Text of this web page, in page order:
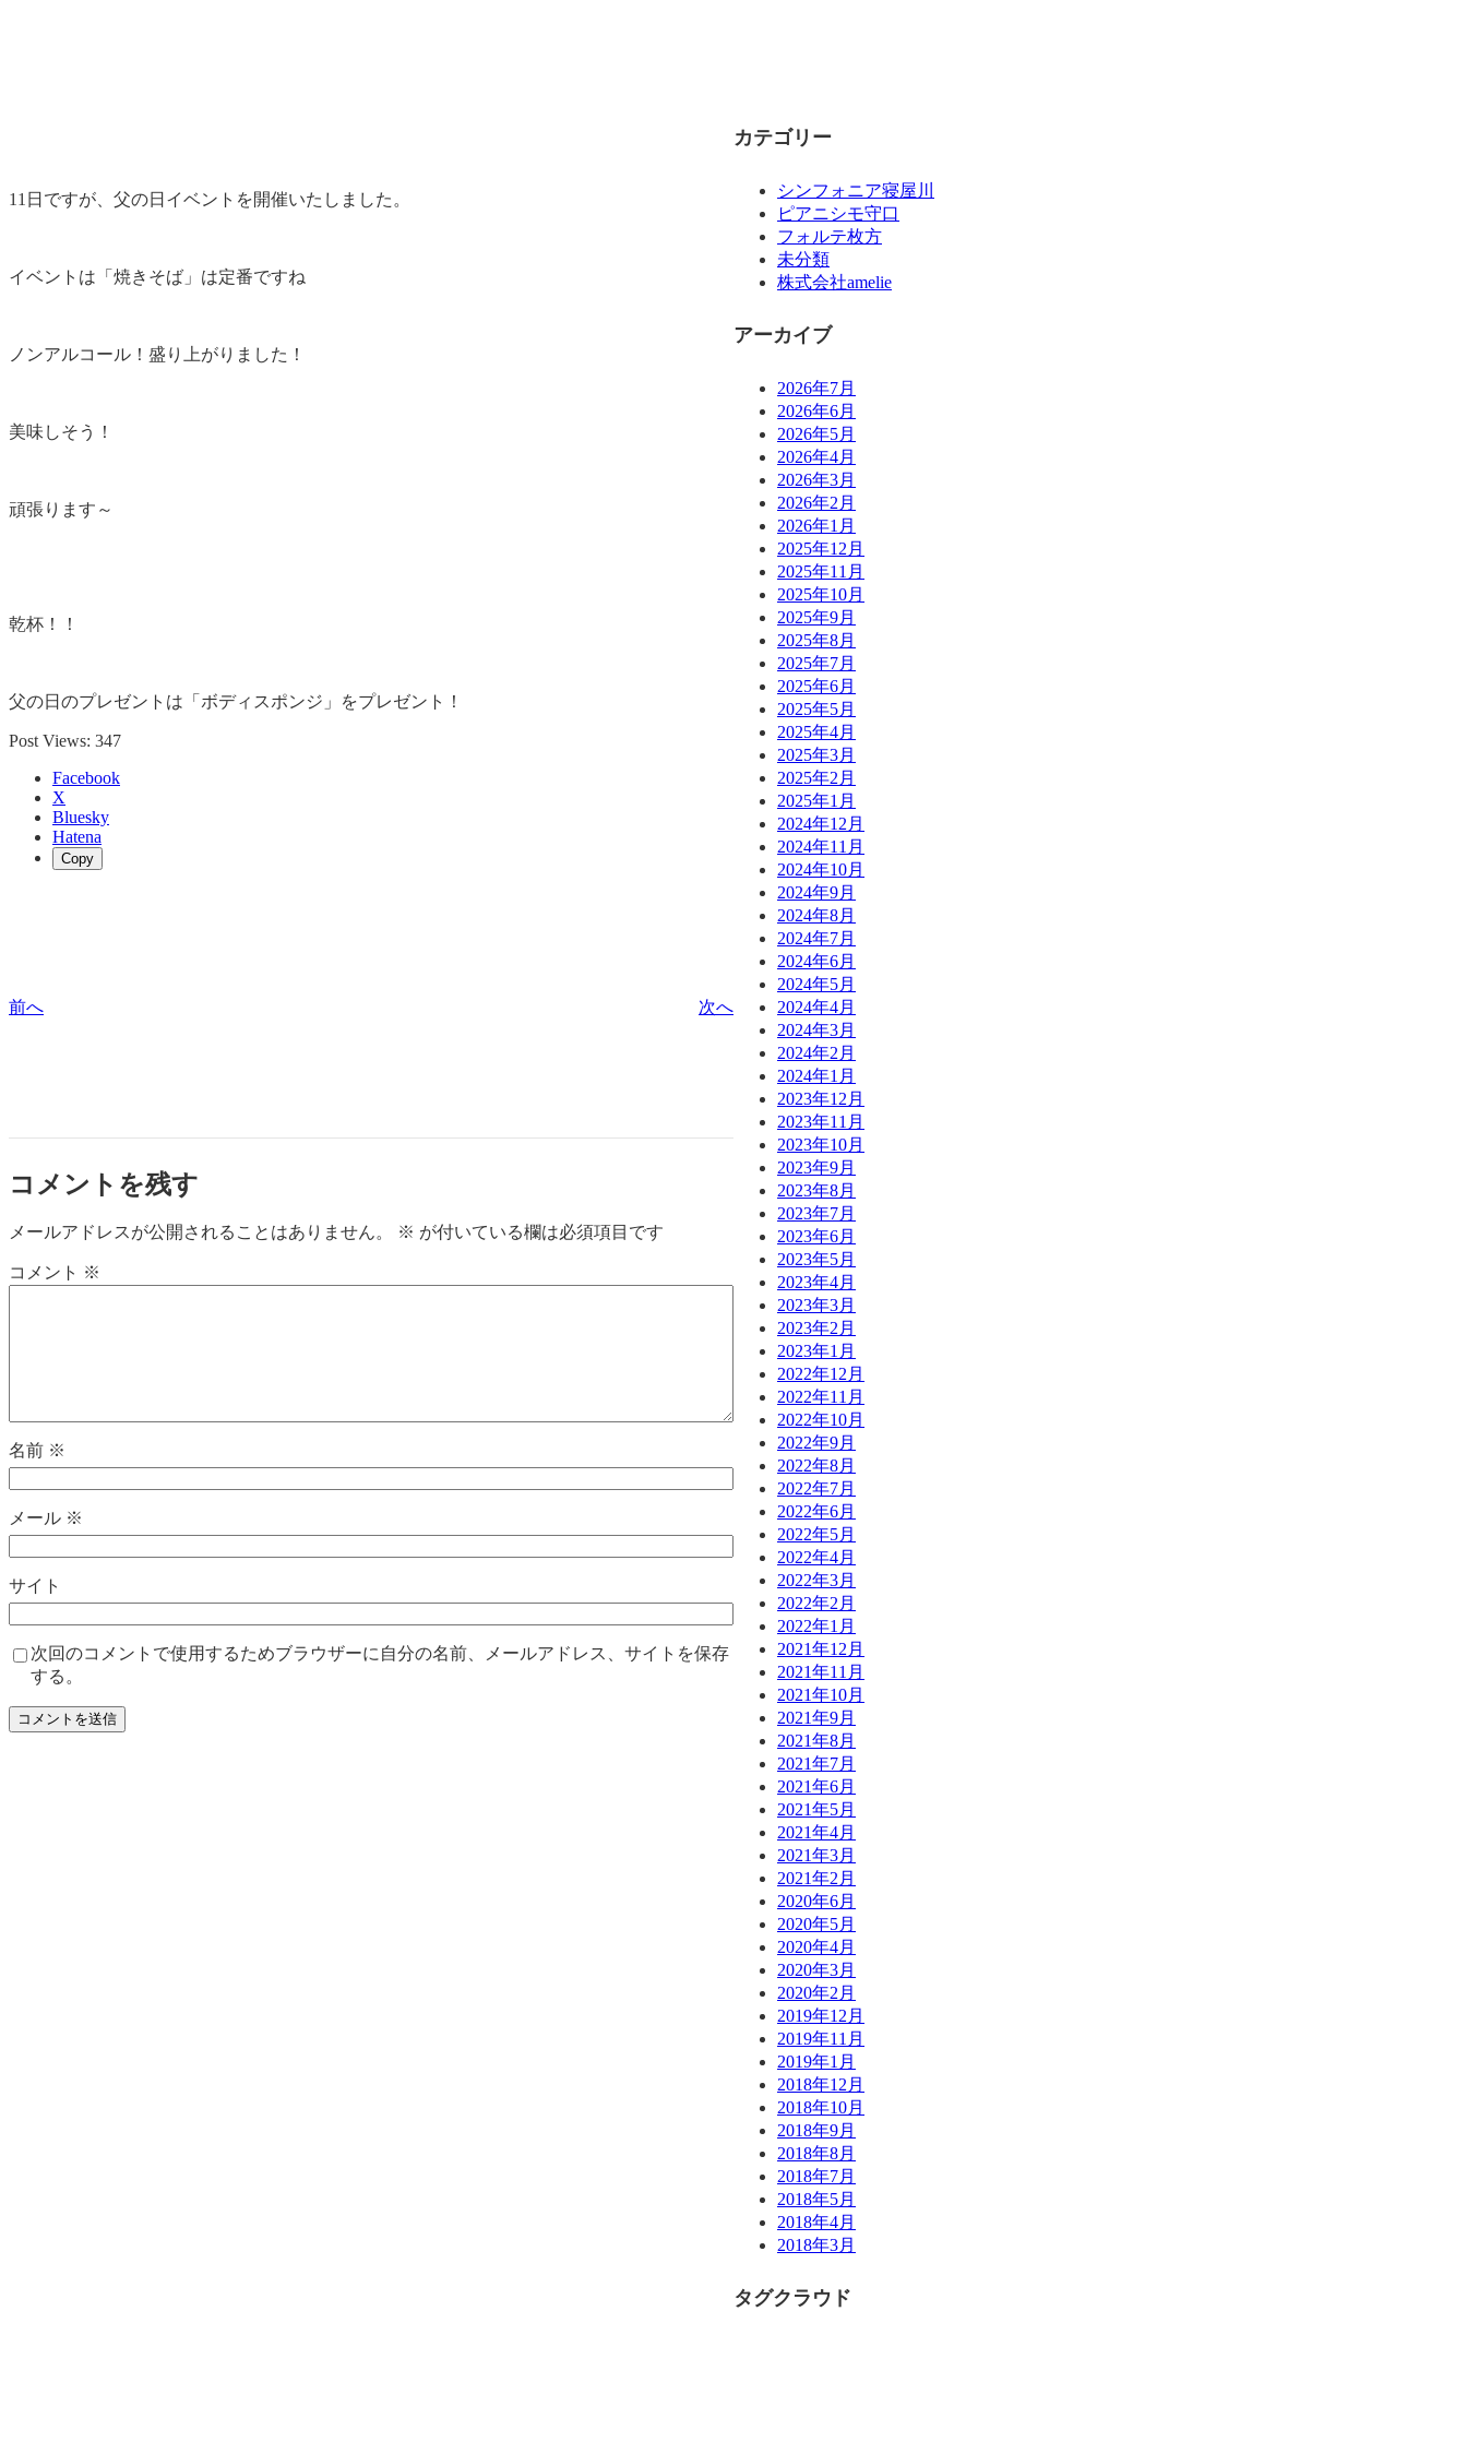
11日ですが、父の日イベントを開催いたしました。
イベントは「焼きそば」は定番ですね
ノンアルコール！盛り上がりました！
美味しそう！
頑張ります～
乾杯！！
父の日のプレゼントは「ボディスポンジ」をプレゼント！
Post Views: 347
Facebook
X
Bluesky
Hatena
Copy
前へ 次へ
コメントを残す
メールアドレスが公開されることはありません。 ※ が付いている欄は必須項目です
コメント ※
名前 ※
メール ※
サイト
次回のコメントで使用するためブラウザーに自分の名前、メールアドレス、サイトを保存
する。
カテゴリー
シンフォニア寝屋川
ピアニシモ守口
フォルテ枚方
未分類
株式会社amelie
アーカイブ
2026年7月
2026年6月
2026年5月
2026年4月
2026年3月
2026年2月
2026年1月
2025年12月
2025年11月
2025年10月
2025年9月
2025年8月
2025年7月
2025年6月
2025年5月
2025年4月
2025年3月
2025年2月
2025年1月
2024年12月
2024年11月
2024年10月
2024年9月
2024年8月
2024年7月
2024年6月
2024年5月
2024年4月
2024年3月
2024年2月
2024年1月
2023年12月
2023年11月
2023年10月
2023年9月
2023年8月
2023年7月
2023年6月
2023年5月
2023年4月
2023年3月
2023年2月
2023年1月
2022年12月
2022年11月
2022年10月
2022年9月
2022年8月
2022年7月
2022年6月
2022年5月
2022年4月
2022年3月
2022年2月
2022年1月
2021年12月
2021年11月
2021年10月
2021年9月
2021年8月
2021年7月
2021年6月
2021年5月
2021年4月
2021年3月
2021年2月
2020年6月
2020年5月
2020年4月
2020年3月
2020年2月
2019年12月
2019年11月
2019年1月
2018年12月
2018年10月
2018年9月
2018年8月
2018年7月
2018年5月
2018年4月
2018年3月
タグクラウド